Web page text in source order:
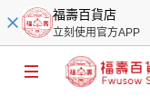
福壽百貨店
立刻使用官方APP